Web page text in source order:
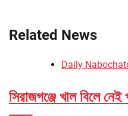
Related News
Daily
সিরাজগঞ্জে খাল বিলে